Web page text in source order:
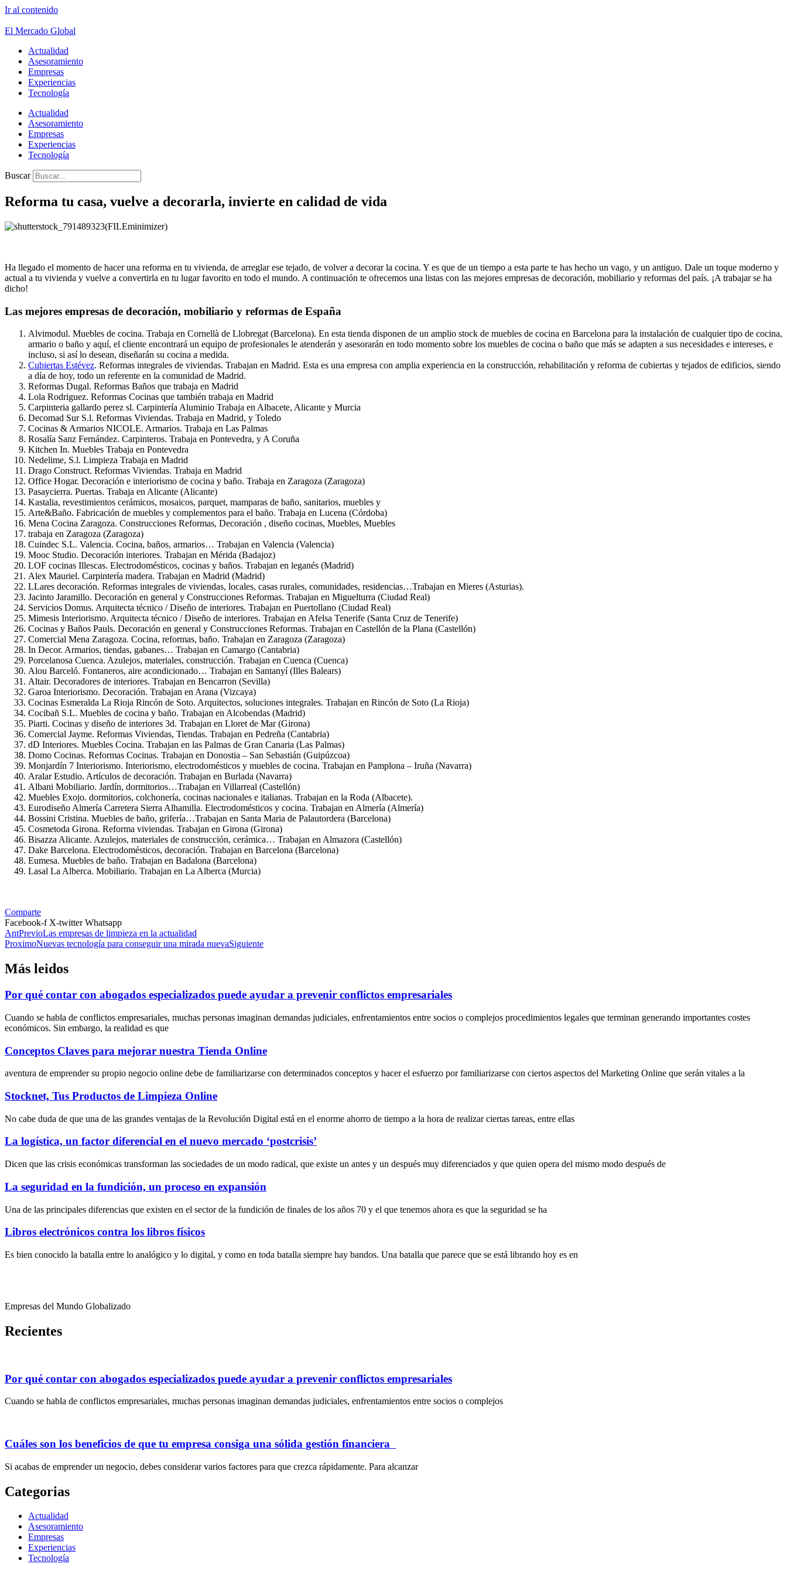
Ir al contenido
El Mercado Global
Actualidad
Asesoramiento
Empresas
Experiencias
Tecnología
Actualidad
Asesoramiento
Empresas
Experiencias
Tecnología
Buscar
Reforma tu casa, vuelve a decorarla, invierte en calidad de vida
Ha llegado el momento de hacer una reforma en tu vivienda, de arreglar ese tejado, de volver a decorar la cocina. Y es que de un tiempo a esta parte te has hecho un vago, y un antiguo. Dale un toque moderno y
actual a tu vivienda y vuelve a convertirla en tu lugar favorito en todo el mundo. A continuación te ofrecemos una listas con las mejores empresas de decoración, mobiliario y reformas del país. ¡A trabajar se ha
dicho!
Las mejores empresas de decoración, mobiliario y reformas de España
Alvimodul. Muebles de cocina. Trabaja en Cornellà de Llobregat (Barcelona). En esta tienda disponen de un amplio stock de muebles de cocina en Barcelona para la instalación de cualquier tipo de cocina,
armario o baño y aquí, el cliente encontrará un equipo de profesionales le atenderán y asesorarán en todo momento sobre los muebles de cocina o baño que más se adapten a sus necesidades e intereses, e
incluso, si así lo desean, diseñarán su cocina a medida.
Cubiertas Estévez. Reformas integrales de viviendas. Trabajan en Madrid. Esta es una empresa con amplia experiencia en la construcción, rehabilitación y reforma de cubiertas y tejados de edificios, siendo
a día de hoy, todo un referente en la comunidad de Madrid.
Reformas Dugal. Reformas Baños que trabaja en Madrid
Lola Rodriguez. Reformas Cocinas que también trabaja en Madrid
Carpinteria gallardo perez sl. Carpintería Aluminio Trabaja en Albacete, Alicante y Murcia
Decomad Sur S.l. Reformas Viviendas. Trabaja en Madrid, y Toledo
Cocinas & Armarios NICOLE. Armarios. Trabaja en Las Palmas
Rosalía Sanz Fernández. Carpinteros. Trabaja en Pontevedra, y A Coruña
Kitchen In. Muebles Trabaja en Pontevedra
Nedelime, S.l. Limpieza Trabaja en Madrid
Drago Construct. Reformas Viviendas. Trabaja en Madrid
Office Hogar. Decoración e interiorismo de cocina y baño. Trabaja en Zaragoza (Zaragoza)
Pasaycierra. Puertas. Trabaja en Alicante (Alicante)
Kastalia, revestimientos cerámicos, mosaicos, parquet, mamparas de baño, sanitarios, muebles y
Arte&Baño. Fabricación de muebles y complementos para el baño. Trabaja en Lucena (Córdoba)
Mena Cocina Zaragoza. Construcciones Reformas, Decoración , diseño cocinas, Muebles, Muebles
trabaja en Zaragoza (Zaragoza)
Cuindec S.L. Valencia. Cocina, baños, armarios… Trabajan en Valencia (Valencia)
Mooc Studio. Decoración interiores. Trabajan en Mérida (Badajoz)
LOF cocinas Illescas. Electrodomésticos, cocinas y baños. Trabajan en leganés (Madrid)
Alex Mauriel. Carpintería madera. Trabajan en Madrid (Madrid)
LLares decoración. Reformas integrales de viviendas, locales, casas rurales, comunidades, residencias…Trabajan en Mieres (Asturias).
Jacinto Jaramillo. Decoración en general y Construcciones Reformas. Trabajan en Miguelturra (Ciudad Real)
Servicios Domus. Arquitecta técnico / Diseño de interiores. Trabajan en Puertollano (Ciudad Real)
Mimesis Interiorismo. Arquitecta técnico / Diseño de interiores. Trabajan en Afelsa Tenerife (Santa Cruz de Tenerife)
Cocinas y Baños Pauls. Decoración en general y Construcciones Reformas. Trabajan en Castellón de la Plana (Castellón)
Comercial Mena Zaragoza. Cocina, reformas, baño. Trabajan en Zaragoza (Zaragoza)
In Decor. Armarios, tiendas, gabanes… Trabajan en Camargo (Cantabria)
Porcelanosa Cuenca. Azulejos, materiales, construcción. Trabajan en Cuenca (Cuenca)
Alou Barceló. Fontaneros, aire acondicionado… Trabajan en Santanyí (Illes Balears)
Altair. Decoradores de interiores. Trabajan en Bencarron (Sevilla)
Garoa Interiorismo. Decoración. Trabajan en Arana (Vizcaya)
Cocinas Esmeralda La Rioja Rincón de Soto. Arquitectos, soluciones integrales. Trabajan en Rincón de Soto (La Rioja)
Cocibañ S.L. Muebles de cocina y baño. Trabajan en Alcobendas (Madrid)
Piarti. Cocinas y diseño de interiores 3d. Trabajan en Lloret de Mar (Girona)
Comercial Jayme. Reformas Viviendas, Tiendas. Trabajan en Pedreña (Cantabria)
dD Interiores. Muebles Cocina. Trabajan en las Palmas de Gran Canaria (Las Palmas)
Domo Cocinas. Reformas Cocinas. Trabajan en Donostia – San Sebastián (Guipúzcoa)
Monjardín 7 Interiorismo. Interiorismo, electrodomésticos y muebles de cocina. Trabajan en Pamplona – Iruña (Navarra)
Aralar Estudio. Artículos de decoración. Trabajan en Burlada (Navarra)
Albani Mobiliario. Jardín, dormitorios…Trabajan en Villarreal (Castellón)
Muebles Exojo. dormitorios, colchonería, cocinas nacionales e italianas. Trabajan en la Roda (Albacete).
Eurodiseño Almería Carretera Sierra Alhamilla. Electrodomésticos y cocina. Trabajan en Almería (Almería)
Bossini Cristina. Muebles de baño, grifería…Trabajan en Santa Maria de Palautordera (Barcelona)
Cosmetoda Girona. Reforma viviendas. Trabajan en Girona (Girona)
Bisazza Alicante. Azulejos, materiales de construcción, cerámica… Trabajan en Almazora (Castellón)
Dake Barcelona. Electrodomésticos, decoración. Trabajan en Barcelona (Barcelona)
Eumesa. Muebles de baño. Trabajan en Badalona (Barcelona)
Lasal La Alberca. Mobiliario. Trabajan en La Alberca (Murcia)
Comparte
Facebook-f X-twitter Whatsapp
AntPrevioLas empresas de limpieza en la actualidad
ProximoNuevas tecnología para conseguir una mirada nuevaSiguiente
Más leidos
Por qué contar con abogados especializados puede ayudar a prevenir conflictos empresariales
Cuando se habla de conflictos empresariales, muchas personas imaginan demandas judiciales, enfrentamientos entre socios o complejos procedimientos legales que terminan generando importantes costes
económicos. Sin embargo, la realidad es que
Conceptos Claves para mejorar nuestra Tienda Online
aventura de emprender su propio negocio online debe de familiarizarse con determinados conceptos y hacer el esfuerzo por familiarizarse con ciertos aspectos del Marketing Online que serán vitales a la
Stocknet, Tus Productos de Limpieza Online
No cabe duda de que una de las grandes ventajas de la Revolución Digital está en el enorme ahorro de tiempo a la hora de realizar ciertas tareas, entre ellas
La logística, un factor diferencial en el nuevo mercado ‘postcrisis’
Dicen que las crisis económicas transforman las sociedades de un modo radical, que existe un antes y un después muy diferenciados y que quien opera del mismo modo después de
La seguridad en la fundición, un proceso en expansión
Una de las principales diferencias que existen en el sector de la fundición de finales de los años 70 y el que tenemos ahora es que la seguridad se ha
Libros electrónicos contra los libros físicos
Es bien conocido la batalla entre lo analógico y lo digital, y como en toda batalla siempre hay bandos. Una batalla que parece que se está librando hoy es en
Empresas del Mundo Globalizado
Recientes
Por qué contar con abogados especializados puede ayudar a prevenir conflictos empresariales
Cuando se habla de conflictos empresariales, muchas personas imaginan demandas judiciales, enfrentamientos entre socios o complejos
Cuáles son los beneficios de que tu empresa consiga una sólida gestión financiera
Si acabas de emprender un negocio, debes considerar varios factores para que crezca rápidamente. Para alcanzar
Categorias
Actualidad
Asesoramiento
Empresas
Experiencias
Tecnología